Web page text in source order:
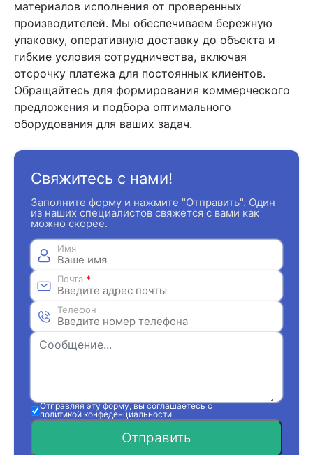
материалов исполнения от проверенных
производителей. Мы обеспечиваем бережную
упаковку, оперативную доставку до объекта и
гибкие условия сотрудничества, включая
отсрочку платежа для постоянных клиентов.
Обращайтесь для формирования коммерческого
предложения и подбора оптимального
оборудования для ваших задач.
Свяжитесь с нами!
Заполните форму и нажмите "Отправить". Один
из наших специалистов свяжется с вами как
можно скорее.
Имя
Почта *
Телефон
Отправляя эту форму, вы соглашаетесь с
политикой конфеденциальности
Отправить